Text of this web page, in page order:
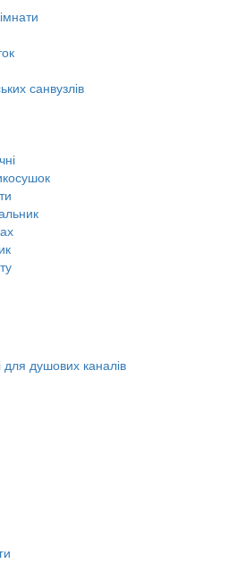
санвузлів
для душових каналів